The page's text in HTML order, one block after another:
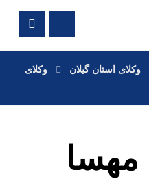
وکلای استان گیلان
وکلای
مهسا